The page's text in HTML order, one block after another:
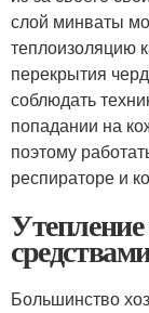
слой минваты
теплоизоляцию
перекрытия
соблюдать
попадании на
поэтому
респираторе и
Большинство